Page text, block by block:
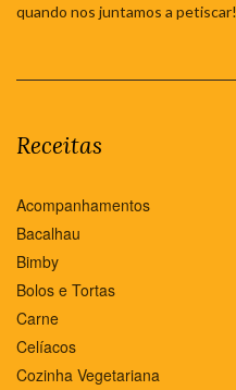
quando nos juntamos a petiscar!
Receitas
Acompanhamentos
Bacalhau
Bimby
Bolos e Tortas
Carne
Celíacos
Cozinha Vegetariana